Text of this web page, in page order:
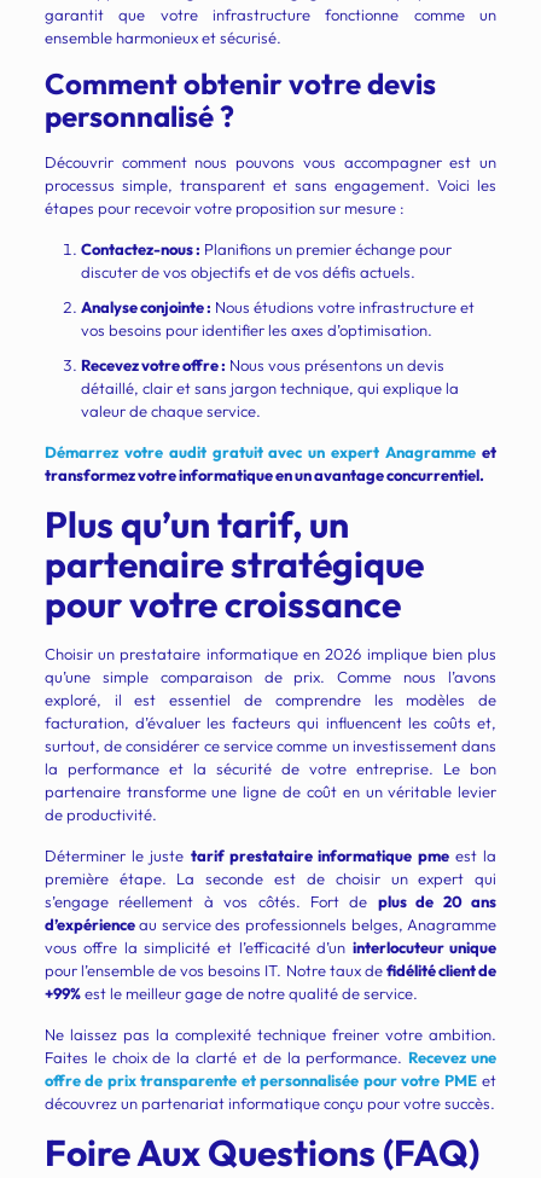
garantit que votre infrastructure fonctionne comme un
ensemble harmonieux et sécurisé.
Comment obtenir votre devis
personnalisé ?
Découvrir comment nous pouvons vous accompagner est un
processus simple, transparent et sans engagement. Voici les
étapes pour recevoir votre proposition sur mesure :
Contactez-nous : Planifions un premier échange pour
discuter de vos objectifs et de vos défis actuels.
Analyse conjointe : Nous étudions votre infrastructure et
vos besoins pour identifier les axes d’optimisation.
Recevez votre offre : Nous vous présentons un devis
détaillé, clair et sans jargon technique, qui explique la
valeur de chaque service.
Démarrez votre audit gratuit avec un expert Anagramme et
transformez votre informatique en un avantage concurrentiel.
Plus qu’un tarif, un
partenaire stratégique
pour votre croissance
Choisir un prestataire informatique en 2026 implique bien plus
qu’une simple comparaison de prix. Comme nous l’avons
exploré, il est essentiel de comprendre les modèles de
facturation, d’évaluer les facteurs qui influencent les coûts et,
surtout, de considérer ce service comme un investissement dans
la performance et la sécurité de votre entreprise. Le bon
partenaire transforme une ligne de coût en un véritable levier
de productivité.
Déterminer le juste tarif prestataire informatique pmeest la
première étape. La seconde est de choisir un expert qui
s’engage réellement à vos côtés. Fort de plus de 20 ans
d’expérienceau service des professionnels belges, Anagramme
vous offre la simplicité et l’efficacité d’un interlocuteur unique
pour l’ensemble de vos besoins IT. Notre taux defidélité client de
+99%est le meilleur gage de notre qualité de service.
Ne laissez pas la complexité technique freiner votre ambition.
Faites le choix de la clarté et de la performance.Recevez une
offre de prix transparente et personnalisée pour votre PMEet
découvrez un partenariat informatique conçu pour votre succès.
Foire Aux Questions (FAQ)